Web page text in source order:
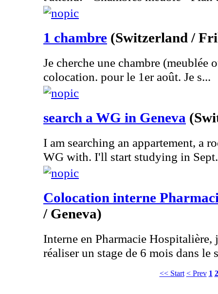
1 chambre (Switzerland /
Je cherche une chambre (meublée
colocation. pour le 1er août. Je s...
search a WG in Geneva
I am searching an appartement, a
WG with. I'll start studying in
Colocation interne
/ Geneva)
Interne en Pharmacie Hospitalière,
réaliser un stage de 6 mois dans le
<< Start < Prev 1 2